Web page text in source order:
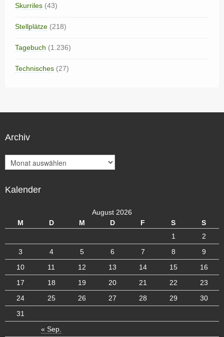
Skurriles (43)
Stellplätze (218)
Tagebuch (1.236)
Technisches (27)
Archiv
r
h
Kalender
August 2026
M
D M D F S S
« Sep.
1
2
3
4 5 6 7 8
9
10
11 12 13 14 15
16
17
18 19 20 21 22
23
24
25 26 27 28 29
30
31